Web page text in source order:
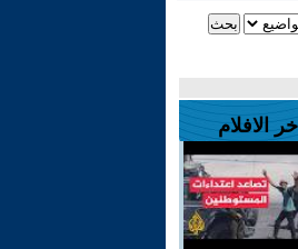
اخر الافلام